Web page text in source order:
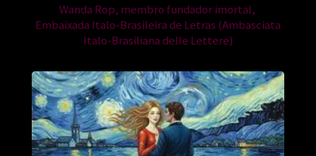
Wanda Rop, membro fundador imortal,
Embaixada Italo-Brasileira de Letras (Ambasciata
Italo-Brasiliana delle Lettere)